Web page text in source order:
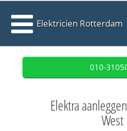
Elektricien Rotterdam
010-
Elektra
West